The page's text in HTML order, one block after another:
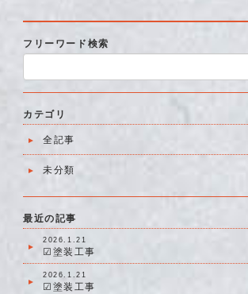
フリーワード検索
カテゴリ
全記事
未分類
最近の記事
2026.1.21
☑塗装工事
2026.1.21
☑塗装工事